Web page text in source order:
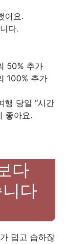
어요.
다.
50% 추가
100% 추가
행 당일 “시간
좋아요.
다
다
덥고 습하잖